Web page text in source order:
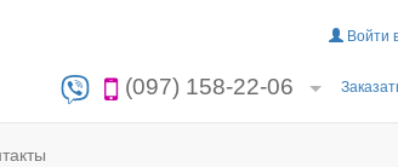
Войти
(097) 158-22-06